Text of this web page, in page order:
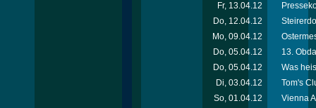
Fr, 13.04.12
Do, 12.04.12
Mo, 09.04.12
Do, 05.04.12
13.
Do, 05.04.12
Was
Di, 03.04.12
Tom's
So, 01.04.12
Vienna